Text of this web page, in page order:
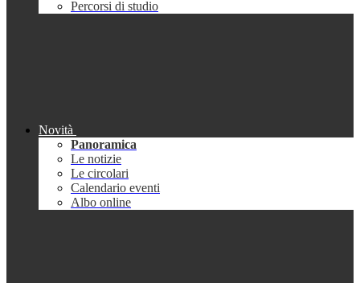
Percorsi di studio
Novità
Panoramica
Le notizie
Le circolari
Calendario eventi
Albo online